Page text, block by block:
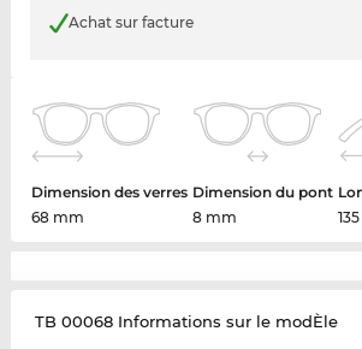
Achat sur facture
Dimension des verres
68 mm
Dimension du pont
8 mm
TB 00068 Informations sur le modÈle